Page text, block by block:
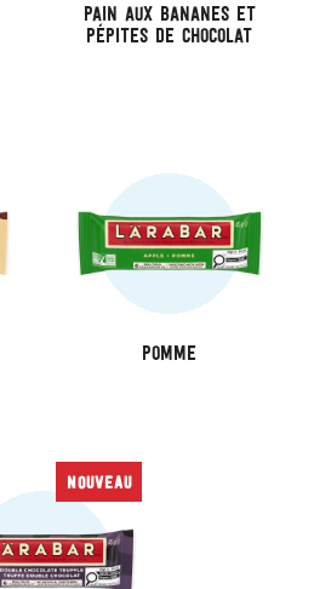
Pain aux bananes et
pépites de chocolat
Pomme
NOUVEAU